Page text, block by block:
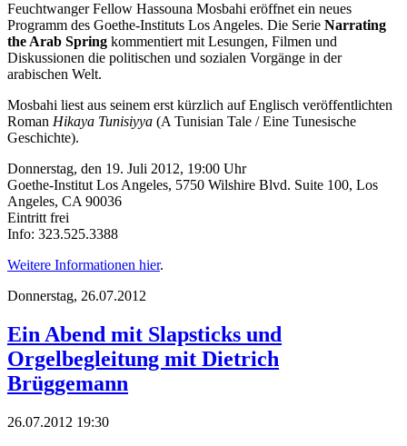
Feuchtwanger Fellow Hassouna Mosbahi eröffnet ein neues
Programm des Goethe-Instituts Los Angeles. Die Serie Narrating
the Arab Spring kommentiert mit Lesungen, Filmen und
Diskussionen die politischen und sozialen Vorgänge in der
arabischen Welt.
Mosbahi liest aus seinem erst kürzlich auf Englisch veröffentlichten
Roman Hikaya Tunisiyya (A Tunisian Tale / Eine Tunesische
Geschichte).
Donnerstag, den 19. Juli 2012, 19:00 Uhr
Goethe-Institut Los Angeles, 5750 Wilshire Blvd. Suite 100, Los
Angeles, CA 90036
Eintritt frei
Info: 323.525.3388
Weitere Informationen hier.
Donnerstag, 26.07.2012
Ein Abend mit Slapsticks und
Orgelbegleitung mit Dietrich
Brüggemann
26.07.2012 19:30